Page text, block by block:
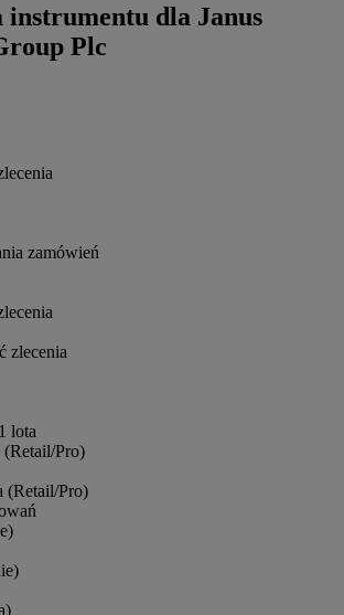
instrumentu dla Janus
Plc
zamówień
zlecenia
lota
Pro)
(Retail/Pro)